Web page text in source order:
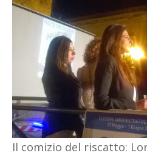
Il comizio del riscatto: